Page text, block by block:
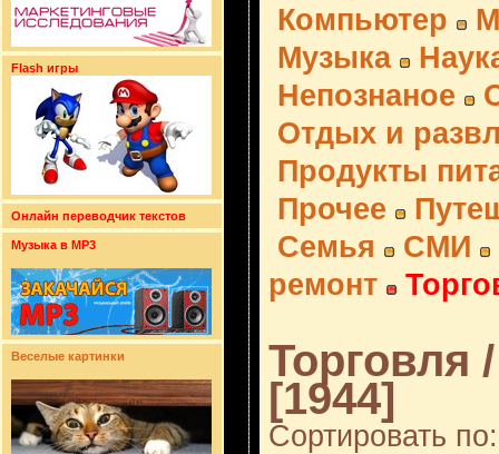
Flash игры
Онлайн переводчик текстов
Музыка в MP3
Веселые картинки
Компьютер
Музыка
Непознаное
Отдых и
Продукты
Прочее
Семья
СМИ
ремонт
Торговля
[1944]
Сортировать